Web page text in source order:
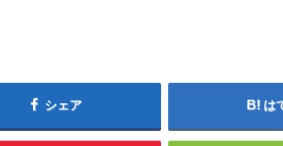
シェア は